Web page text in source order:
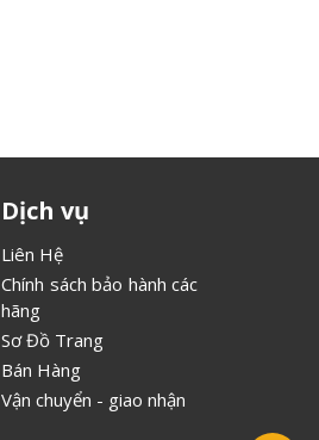
Dịch vụ
Liên Hệ
Chính sách bảo hành các
hãng
Sơ Đồ Trang
Bán Hàng
Vận chuyển - giao nhận